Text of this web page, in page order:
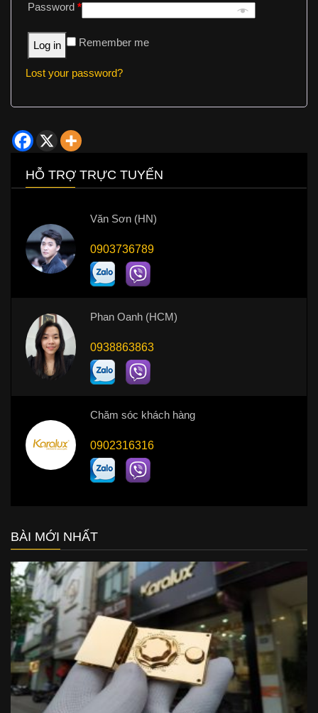
Password *
Log in Remember me
Lost your password?
HỖ TRỢ TRỰC TUYẾN
Văn Sơn (HN)
0903736789
Phan Oanh (HCM)
0938863863
Chăm sóc khách hàng
0902316316
BÀI MỚI NHẤT